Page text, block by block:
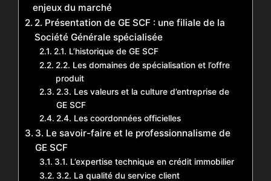
enjeux du marché
2. Présentation de GE SCF : une filiale de la
Société Générale spécialisée
2.1. L’historique de GE SCF
2.2. Les domaines de spécialisation et l’offre
produit
2.3. Les valeurs et la culture d’entreprise de
GE SCF
2.4. Les coordonnées officielles
3. Le savoir-faire et le professionnalisme de
GE SCF
3.1. L’expertise technique en crédit immobilier
3.2. La qualité du service client